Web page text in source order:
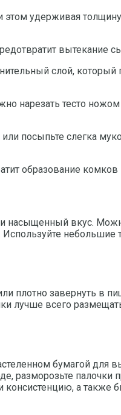
удерживая
вытекание
слой,
нарезать тесто
или посыпьте
образование
насыщенный вкус.
небольшие
плотно завернуть в
лучше всего
бумагой для
разморозьте
а также